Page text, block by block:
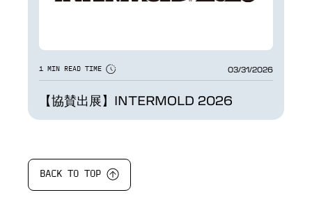
1 MIN READ TIME 03/31/2026
【協賛出展】INTERMOLD 2026
BACK TO TOP